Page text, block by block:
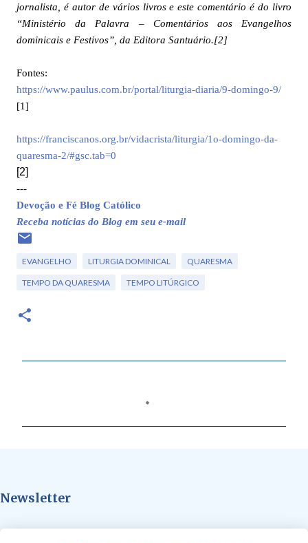
jornalista, é autor de vários livros e este comentário é do livro
“Ministério da Palavra – Comentários aos Evangelhos
dominicais e Festivos”, da Editora Santuário.[2]
Fontes:
https://www.paulus.com.br/portal/liturgia-diaria/9-domingo-9/
[1]
https://franciscanos.org.br/vidacrista/liturgia/1o-domingo-da-
quaresma-2/#gsc.tab=0
[2]
---
Devoção e Fé Blog Católico
Receba notícias do Blog em seu e-mail
EVANGELHO LITURGIA DOMINICAL QUARESMA
TEMPO DA QUARESMA TEMPO LITÚRGICO
á
Newsletter